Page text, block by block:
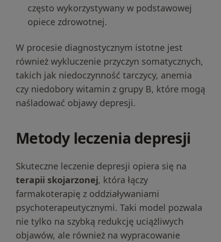
często wykorzystywany w podstawowej
opiece zdrowotnej.
W procesie diagnostycznym istotne jest
również wykluczenie przyczyn somatycznych,
takich jak niedoczynność tarczycy, anemia
czy niedobory witamin z grupy B, które mogą
naśladować objawy depresji.
Metody leczenia depresji
Skuteczne leczenie depresji opiera się na
terapii skojarzonej, która łączy
farmakoterapię z oddziaływaniami
psychoterapeutycznymi. Taki model pozwala
nie tylko na szybką redukcję uciążliwych
objawów, ale również na wypracowanie